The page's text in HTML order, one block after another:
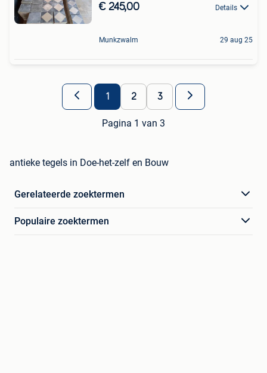
€ 245,00 Details
Munkzwalm 29 aug 25
1 2 3
Pagina 1 van 3
antieke tegels in Doe-het-zelf en Bouw
Gerelateerde zoektermen
Populaire zoektermen